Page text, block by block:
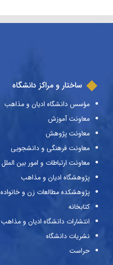
ساختار و مراکز دانشگاه
مؤسس دانشگاه ادیان و مذاهب
معاونت آموزش
معاونت پژوهش
معاونت فرهنگی و دانشجویی
معاونت ارتباطات و امور بین الملل
پژوهشگاه ادیان و مذاهب
پژوهشکده مطالعات زن و خانواده
کتابخانه
انتشارات دانشگاه ادیان و مذاهب
نشریات دانشگاه
حراست